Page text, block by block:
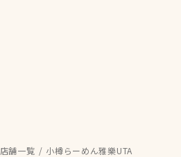
店舗一覧 小樽らーめん雅樂UTA